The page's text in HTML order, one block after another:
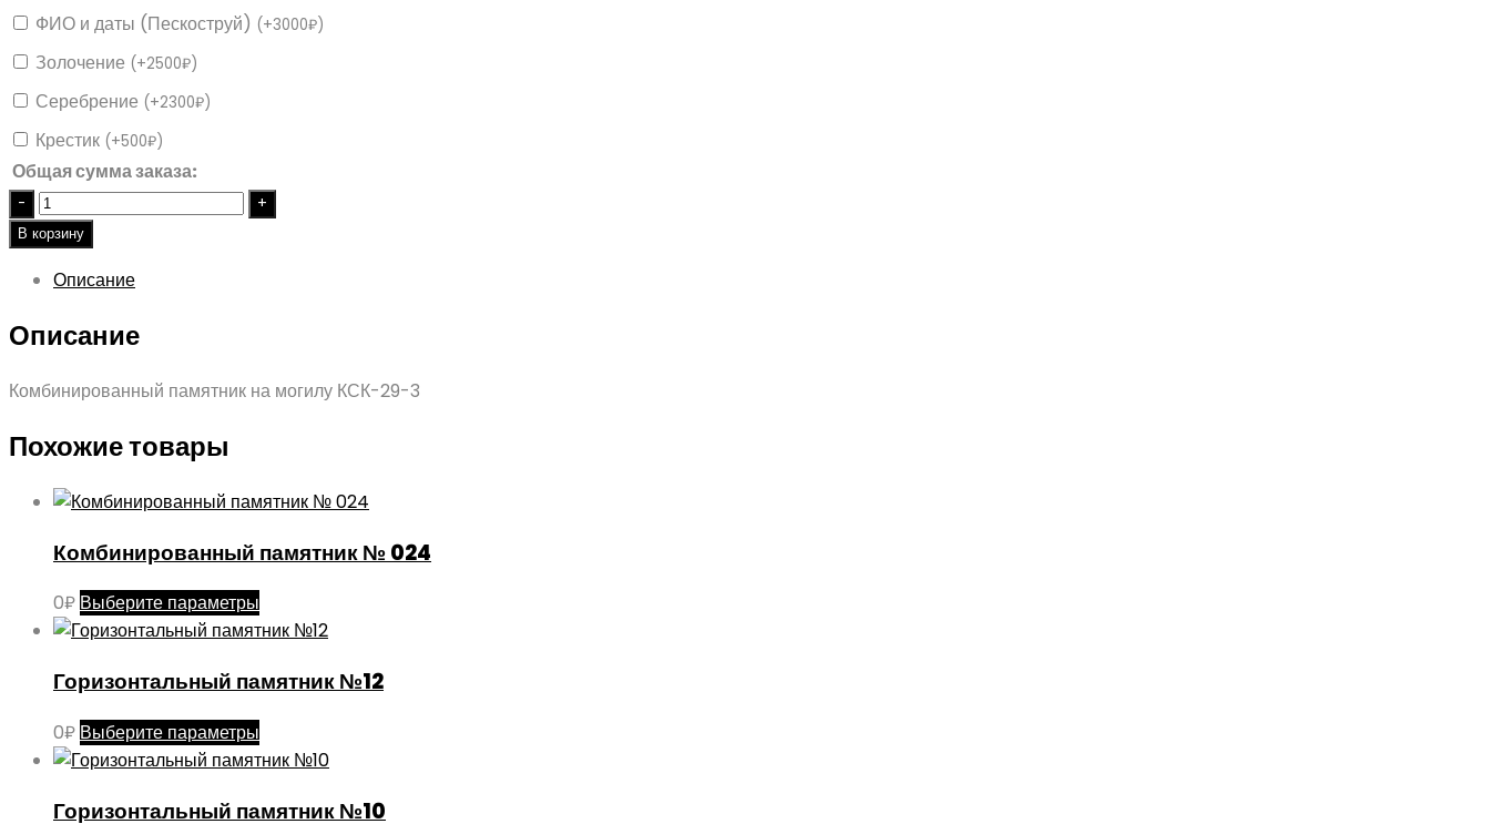
ФИО и даты (Пескоструй) (+3000₽)
Золочение (+2500₽)
Серебрение (+2300₽)
Крестик (+500₽)
Общая сумма заказа:
Quantity
В корзину
Описание
Описание
Комбинированный памятник на могилу КСК-29-3
Похожие товары
Комбинированный памятник № 024
0₽ Выберите параметры
товар
несколько
Опции
можно
Горизонтальный памятник №12
0₽ Выберите параметры
товар
несколько
Горизонтальный памятник №10